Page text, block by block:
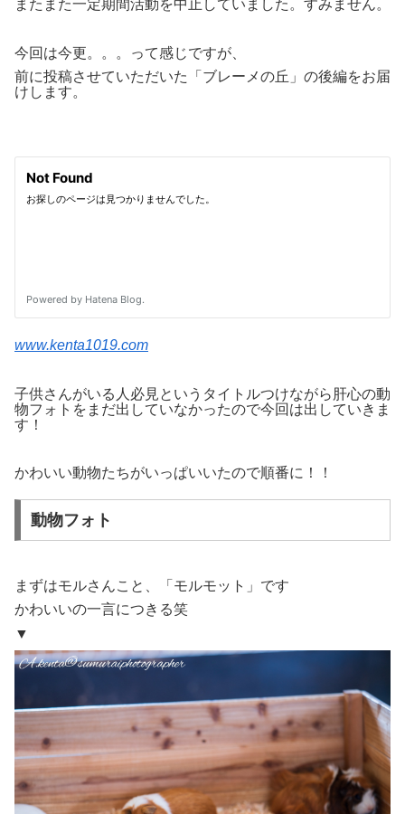
またまた一定期間活動を中止していました。すみません。
今回は今更。。。って感じですが、
前に投稿させていただいた「ブレーメの丘」の後編をお届
けします。
www.kenta1019.com
子供さんがいる人必見というタイトルつけながら肝心の動
物フォトをまだ出していなかったので今回は出していきま
す！
かわいい動物たちがいっぱいいたので順番に！！
動物フォト
まずはモルさんこと、「モルモット」です
かわいいの一言につきる笑
▼